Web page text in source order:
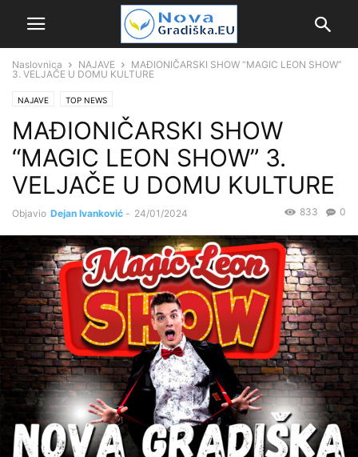
Naslovnica NAJAVE
MAĐIONIČARSKI SHOW “MAGIC LEON SHOW”
3. VELJAČE U DOMU KULTURE
NAJAVE TOP NEWS
MAĐIONIČARSKI SHOW
“MAGIC LEON SHOW” 3.
VELJAČE U DOMU KULTURE
Objavio Dejan Ivanković - 24/01/2024 0
833